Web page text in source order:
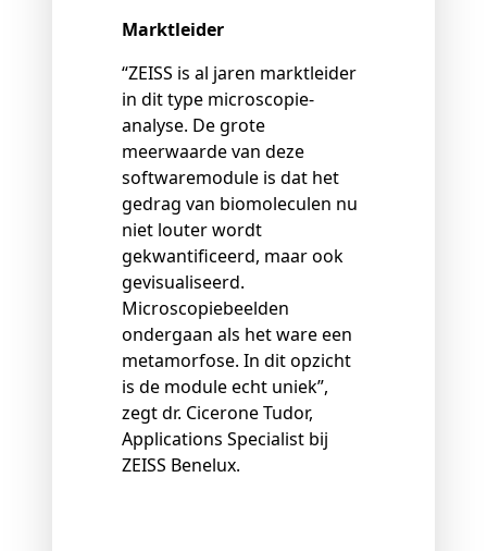
Marktleider
“ZEISS is al jaren marktleider
in dit type microscopie-
analyse. De grote
meerwaarde van deze
softwaremodule is dat het
gedrag van biomoleculen nu
niet louter wordt
gekwantificeerd, maar ook
gevisualiseerd.
Microscopiebeelden
ondergaan als het ware een
metamorfose. In dit opzicht
is de module echt uniek”,
zegt dr. Cicerone Tudor,
Applications Specialist bij
ZEISS Benelux.